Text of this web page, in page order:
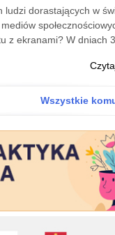
ludzi dorastających w
z ekranami? W dniach
Wszystkie